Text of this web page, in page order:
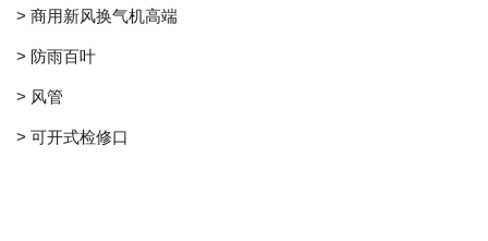
> 商用新风换气机高端
> 防雨百叶
> 风管
> 可开式检修口